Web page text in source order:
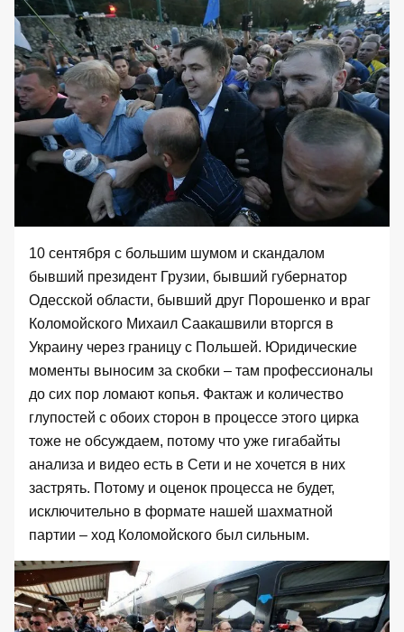
10 сентября с большим шумом и скандалом
бывший президент Грузии, бывший губернатор
Одесской области, бывший друг Порошенко и враг
Коломойского Михаил Саакашвили вторгся в
Украину через границу с Польшей. Юридические
моменты выносим за скобки – там профессионалы
до сих пор ломают копья. Фактаж и количество
глупостей с обоих сторон в процессе этого цирка
тоже не обсуждаем, потому что уже гигабайты
анализа и видео есть в Сети и не хочется в них
застрять. Потому и оценок процесса не будет,
исключительно в формате нашей шахматной
партии – ход Коломойского был сильным.